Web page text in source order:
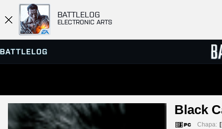
BATTLELOG
ELECTRONIC ARTS
BUSCAR SERVIDOR
PARTIDAS
Black
Chapa: